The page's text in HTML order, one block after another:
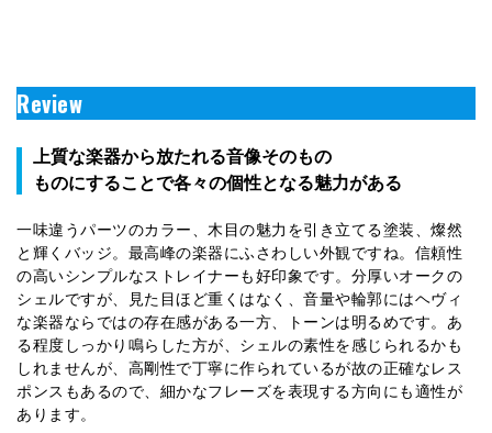
Review
上質な楽器から放たれる音像そのもの
ものにすることで各々の個性となる魅力がある
一味違うパーツのカラー、木目の魅力を引き立てる塗装、燦然
と輝くバッジ。最高峰の楽器にふさわしい外観ですね。信頼性
の高いシンプルなストレイナーも好印象です。分厚いオークの
シェルですが、見た目ほど重くはなく、音量や輪郭にはヘヴィ
な楽器ならではの存在感がある一方、トーンは明るめです。あ
る程度しっかり鳴らした方が、シェルの素性を感じられるかも
しれませんが、高剛性で丁寧に作られているが故の正確なレス
ポンスもあるので、細かなフレーズを表現する方向にも適性が
あります。